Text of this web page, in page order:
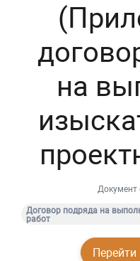
на
Документ
Договор подряда на
работ